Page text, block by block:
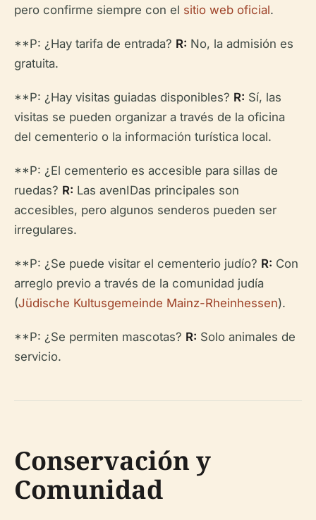
pero confirme siempre con el sitio web oficial.
**P: ¿Hay tarifa de entrada? R: No, la admisión es
gratuita.
**P: ¿Hay visitas guiadas disponibles? R: Sí, las
visitas se pueden organizar a través de la oficina
del cementerio o la información turística local.
**P: ¿El cementerio es accesible para sillas de
ruedas? R: Las avenIDas principales son
accesibles, pero algunos senderos pueden ser
irregulares.
**P: ¿Se puede visitar el cementerio judío? R: Con
arreglo previo a través de la comunidad judía
(Jüdische Kultusgemeinde Mainz-Rheinhessen).
**P: ¿Se permiten mascotas? R: Solo animales de
servicio.
Conservación y
Comunidad